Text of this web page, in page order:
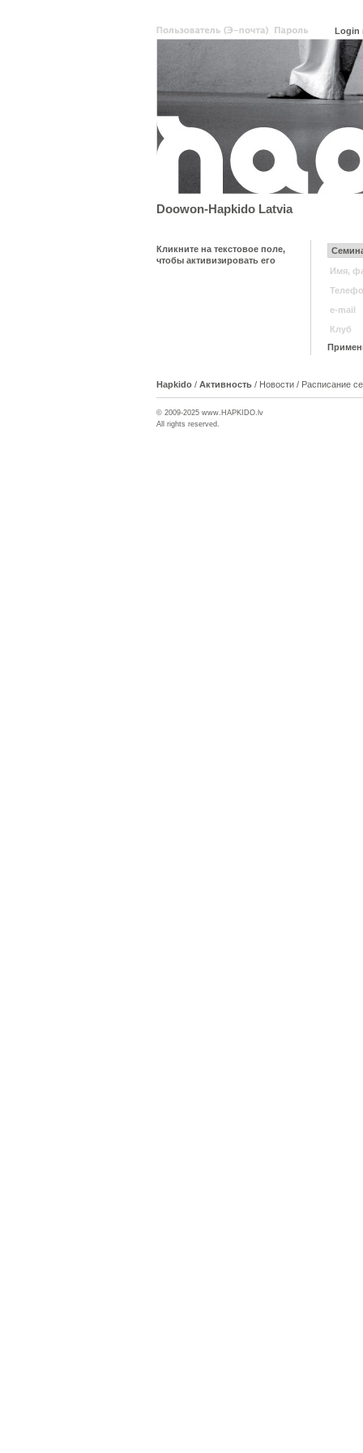
Doowon-Hapkido Latvia
Кликните на текстовое поле,
чтобы активизировать его
Hapkido / Активность / Новости / Расписание
© 2009-2025 www. HAPKIDO.lv
All rights reserved.